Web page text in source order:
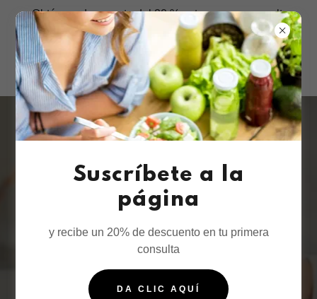
¡Obtén un descuento del 20 % este mes en consulta
nutricional al suscribirte
CUTBACKWEIGHT
COACH EN
SALUD,
NUTRICIÓN Y
FITNESS
¡Equilibra tu cuerpo, mejora tu
Suscríbete a la
página
y recibe un 20% de descuento en tu primera
consulta
DA CLIC AQUÍ